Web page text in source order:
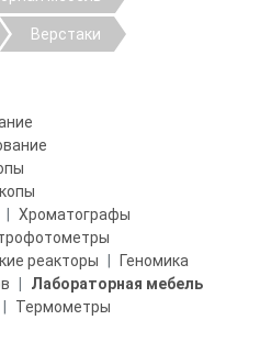
Верстаки
Хроматографы
реакторы
Геномика
Лабораторная мебель
Термометры